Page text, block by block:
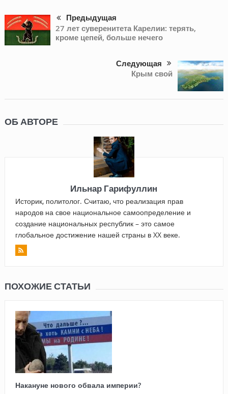
Предыдущая
27 лет суверенитета Карелии: терять,
кроме цепей, больше нечего
Следующая
Крым свой
ОБ АВТОРЕ
Ильнар Гарифуллин
Историк, политолог. Считаю, что реализация прав
народов на свое национальное самоопределение и
создание национальных республик – это самое
глобальное достижение нашей страны в XX веке.
ПОХОЖИЕ СТАТЬИ
Накануне нового обвала империи?